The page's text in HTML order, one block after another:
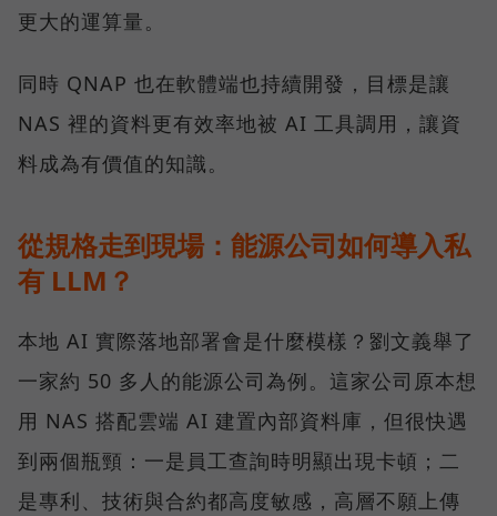
更大的運算量。
同時 QNAP 也在軟體端也持續開發，目標是讓
NAS 裡的資料更有效率地被 AI 工具調用，讓資
料成為有價值的知識。
從規格走到現場：能源公司如何導入私
有 LLM？
本地 AI 實際落地部署會是什麼模樣？劉文義舉了
一家約 50 多人的能源公司為例。這家公司原本想
用 NAS 搭配雲端 AI 建置內部資料庫，但很快遇
到兩個瓶頸：一是員工查詢時明顯出現卡頓；二
是專利、技術與合約都高度敏感，高層不願上傳